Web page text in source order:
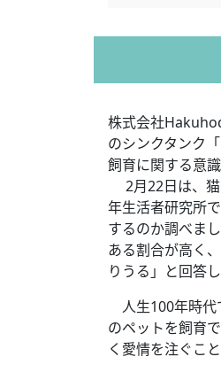
株式会社
のシンクタンク
飼育に関する意
2月22日は、猫
年生活者研究所
するのか調べま
ある割合が高く
りうる」と回答し
人生100年時代
のペットを飼育
く愛情を注ぐこ